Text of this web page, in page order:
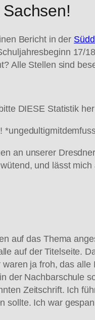
Bericht in der
17/
Alle Stellen sind
DIESE Statistik
an unserer
und lässt
auf das Thema
auf der Titelseite.
ja froh, das
der Nachbarschule
Zeitschrift. Ich
sollte. Ich war